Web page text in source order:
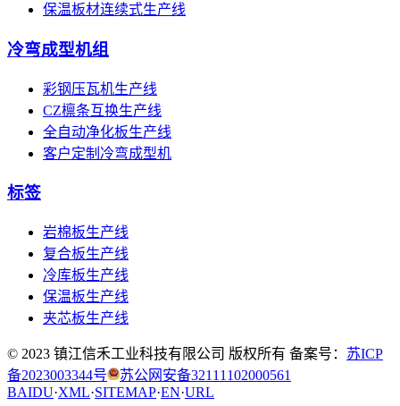
保温板材连续式生产线
冷弯成型机组
彩钢压瓦机生产线
CZ檩条互换生产线
全自动净化板生产线
客户定制冷弯成型机
标签
岩棉板生产线
复合板生产线
冷库板生产线
保温板生产线
夹芯板生产线
© 2023 镇江信禾工业科技有限公司 版权所有 备案号： 苏ICP
备2023003344号
苏公网安备32111102000561
BAIDU·XML·SITEMAP·EN·URL